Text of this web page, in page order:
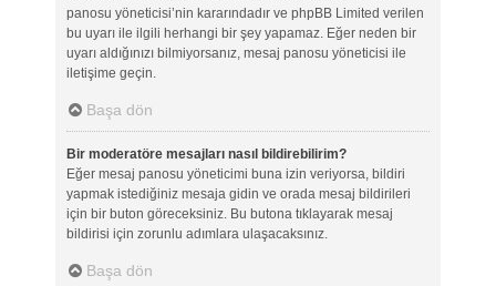
panosu yöneticisi’nin kararındadır ve phpBB Limited verilen
bu uyarı ile ilgili herhangi bir şey yapamaz. Eğer neden bir
uyarı aldığınızı bilmiyorsanız, mesaj panosu yöneticisi ile
iletişime geçin.
Başa dön
Bir moderatöre mesajları nasıl bildirebilirim?
Eğer mesaj panosu yöneticimi buna izin veriyorsa, bildiri
yapmak istediğiniz mesaja gidin ve orada mesaj bildirileri
için bir buton göreceksiniz. Bu butona tıklayarak mesaj
bildirisi için zorunlu adımlara ulaşacaksınız.
Başa dön